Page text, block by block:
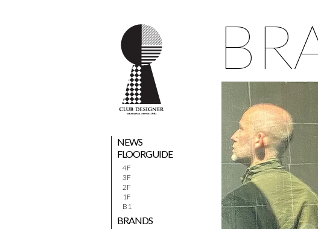
NEWS
FLOORGUIDE
4F
3F
2F
1F
B1
BRANDS